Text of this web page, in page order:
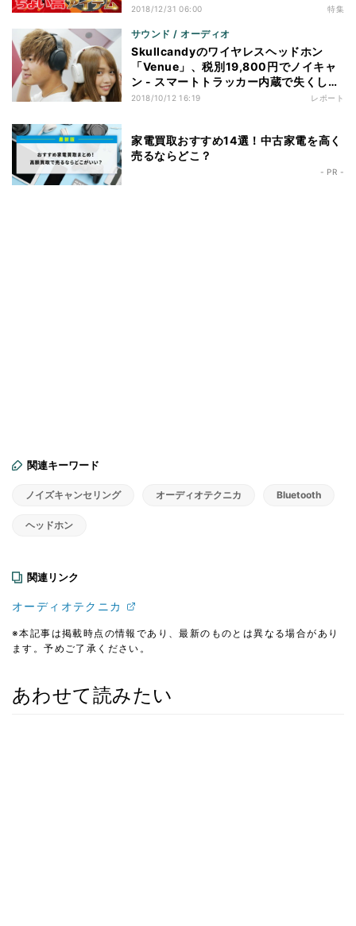
2018/12/31 06:00 特集
サウンド / オーディオ
Skullcandyのワイヤレスヘッドホン
「Venue」、税別19,800円でノイキャ
ン - スマートトラッカー内蔵で失くして
もOK?
2018/10/12 16:19 レポート
家電買取おすすめ14選！中古家電を高く
売るならどこ？
- PR -
関連キーワード
ノイズキャンセリング オーディオテクニカ Bluetooth
ヘッドホン
関連リンク
オーディオテクニカ
※本記事は掲載時点の情報であり、最新のものとは異なる場合があり
ます。予めご了承ください。
あわせて読みたい